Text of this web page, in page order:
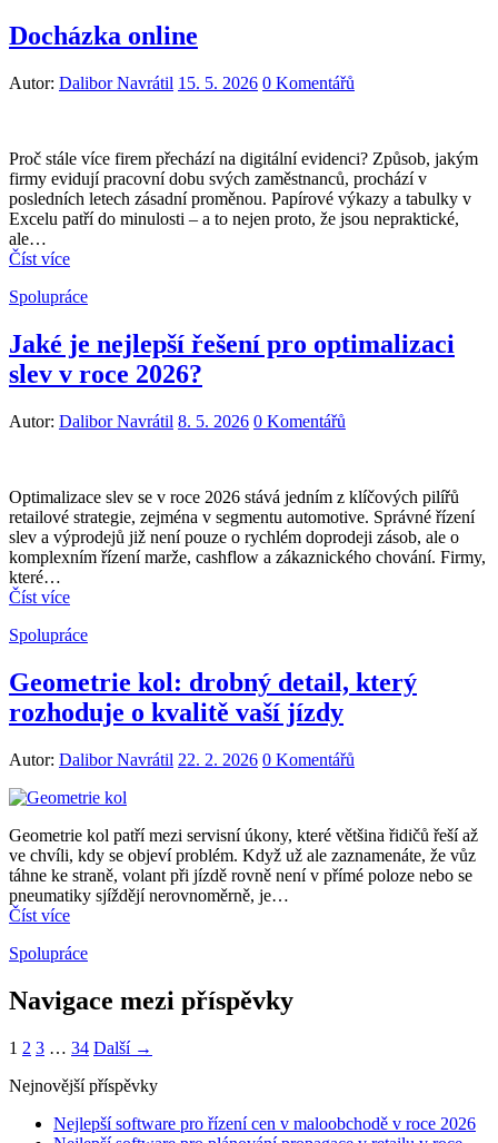
Docházka online
Autor: Dalibor Navrátil 15. 5. 2026 0 Komentářů
Proč stále více firem přechází na digitální evidenci? Způsob, jakým
firmy evidují pracovní dobu svých zaměstnanců, prochází v
posledních letech zásadní proměnou. Papírové výkazy a tabulky v
Excelu patří do minulosti – a to nejen proto, že jsou nepraktické,
ale…
Číst více
Spolupráce
Jaké je nejlepší řešení pro optimalizaci
slev v roce 2026?
Autor: Dalibor Navrátil 8. 5. 2026 0 Komentářů
Optimalizace slev se v roce 2026 stává jedním z klíčových pilířů
retailové strategie, zejména v segmentu automotive. Správné řízení
slev a výprodejů již není pouze o rychlém doprodeji zásob, ale o
komplexním řízení marže, cashflow a zákaznického chování. Firmy,
které…
Číst více
Spolupráce
Geometrie kol: drobný detail, který
rozhoduje o kvalitě vaší jízdy
Autor: Dalibor Navrátil 22. 2. 2026 0 Komentářů
Geometrie kol patří mezi servisní úkony, které většina řidičů řeší až
ve chvíli, kdy se objeví problém. Když už ale zaznamenáte, že vůz
táhne ke straně, volant při jízdě rovně není v přímé poloze nebo se
pneumatiky sjíždějí nerovnoměrně, je…
Číst více
Spolupráce
Navigace mezi příspěvky
1 2 3 … 34 Další →
Nejnovější příspěvky
Nejlepší software pro řízení cen v maloobchodě v roce 2026